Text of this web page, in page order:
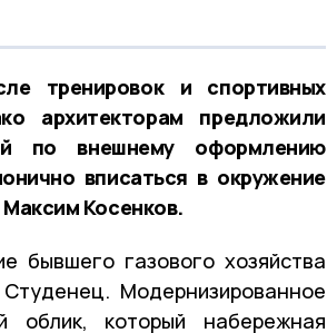
тренировок и спортивных
архитекторам предложили
по внешнему оформлению
вписаться в окружение
Косенков.
бывшего газового хозяйства
Модернизированное
облик, который набережная